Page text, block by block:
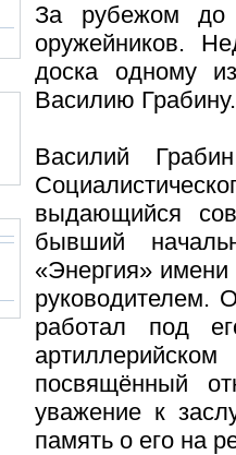
За рубежом до
оружейников.
доска одному
Василию Грабину.
Василий
выдающийся
бывший
«Энергия»
руководителем.
работал под
посвящённый
уважение к
память о его на